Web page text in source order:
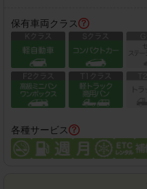
保有車両クラス
各種サービス